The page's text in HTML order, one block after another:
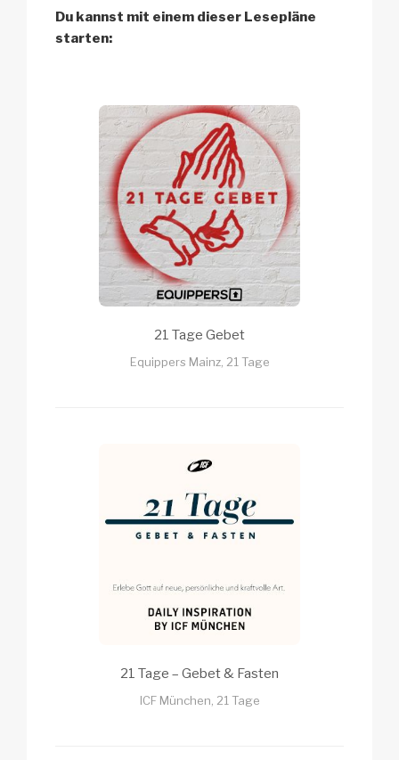
Du kannst mit einem dieser Lesepläne
starten:
21 Tage Gebet
Equippers Mainz, 21 Tage
21 Tage – Gebet & Fasten
ICF München, 21 Tage